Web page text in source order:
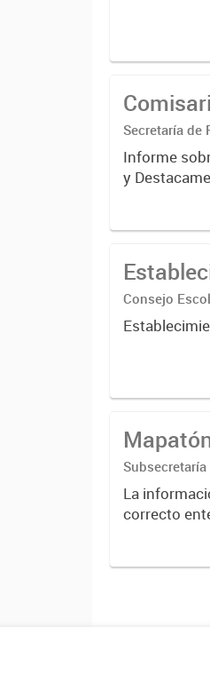
Secretaría de
Informe
y
Consejo
La
correcto